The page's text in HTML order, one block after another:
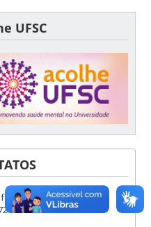
UFSC
(48) 3721-9285 ou
6504